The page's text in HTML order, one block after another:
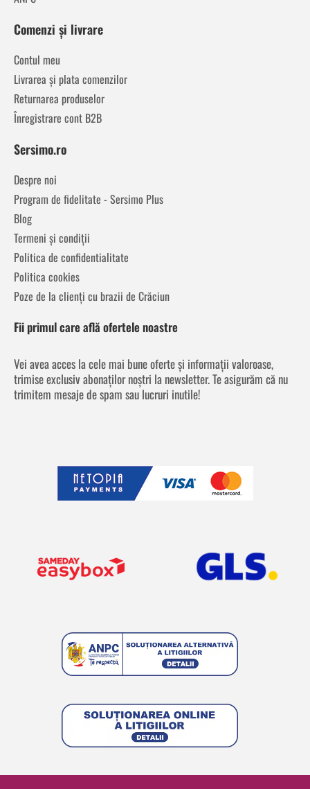
Comenzi și livrare
Contul meu
Livrarea și plata comenzilor
Returnarea produselor
Înregistrare cont B2B
Sersimo.ro
Despre noi
Program de fidelitate - Sersimo Plus
Blog
Termeni și condiții
Politica de confidentialitate
Politica cookies
Poze de la clienți cu brazii de Crăciun
Fii primul care află ofertele noastre
Vei avea acces la cele mai bune oferte și informații valoroase,
trimise exclusiv abonaților noștri la newsletter. Te asigurăm că nu
trimitem mesaje de spam sau lucruri inutile!